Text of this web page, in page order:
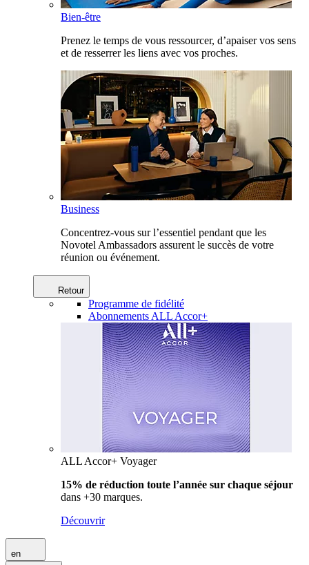
Bien-être
Prenez le temps de vous ressourcer, d’apaiser vos sens
et de resserrer les liens avec vos proches.
Business
Concentrez-vous sur l’essentiel pendant que les
Novotel Ambassadors assurent le succès de votre
réunion ou événement.
Retour
Programme de fidélité
Abonnements ALL Accor+
ALL Accor+ Voyager
15% de réduction toute l’année sur chaque séjour
dans +30 marques.
Découvrir
en